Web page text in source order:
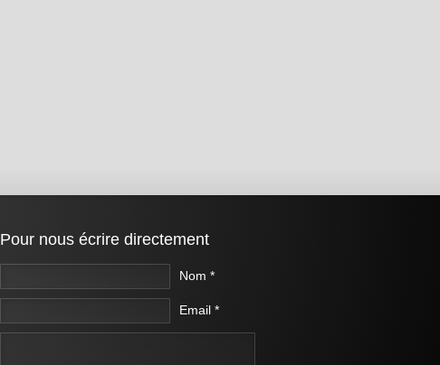
Pour nous écrire directement
Nom *
Email *